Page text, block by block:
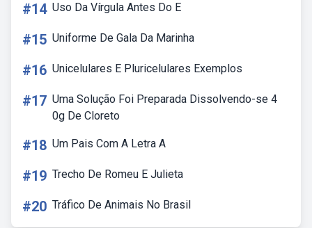
#14 Uso Da Vírgula Antes Do E
#15 Uniforme De Gala Da Marinha
#16 Unicelulares E Pluricelulares Exemplos
#17 Uma Solução Foi Preparada Dissolvendo-se 4
0g De Cloreto
#18 Um Pais Com A Letra A
#19 Trecho De Romeu E Julieta
#20 Tráfico De Animais No Brasil